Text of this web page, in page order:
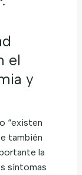
el
y
“existen
también
la
síntomas